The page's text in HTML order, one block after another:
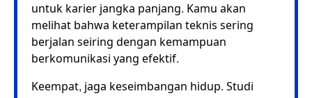
untuk karier jangka panjang. Kamu akan
melihat bahwa keterampilan teknis sering
berjalan seiring dengan kemampuan
berkomunikasi yang efektif.
Keempat, jaga keseimbangan hidup. Studi